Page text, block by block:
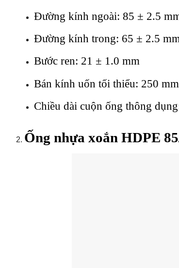
Đường kính ngoài: 85 ± 2.5
Đường kính trong: 65 ± 2.5
Bước ren: 21 ± 1.0 mm
Bán kính uốn tối thiểu: 250 mm
Chiều dài cuộn ống thông
Ống nhựa xoắn HDPE